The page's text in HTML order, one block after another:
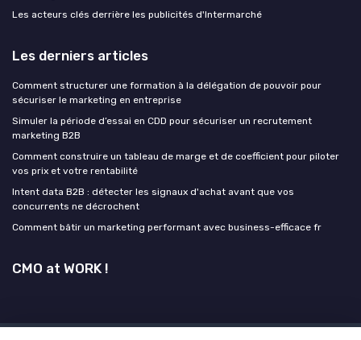
Les acteurs clés derrière les publicités d'Intermarché
Les derniers articles
Comment structurer une formation à la délégation de pouvoir pour
sécuriser le marketing en entreprise
Simuler la période d’essai en CDD pour sécuriser un recrutement
marketing B2B
Comment construire un tableau de marge et de coefficient pour piloter
vos prix et votre rentabilité
Intent data B2B : détecter les signaux d'achat avant que vos
concurrents ne décrochent
Comment bâtir un marketing performant avec business-efficace fr
CMO at WORK !